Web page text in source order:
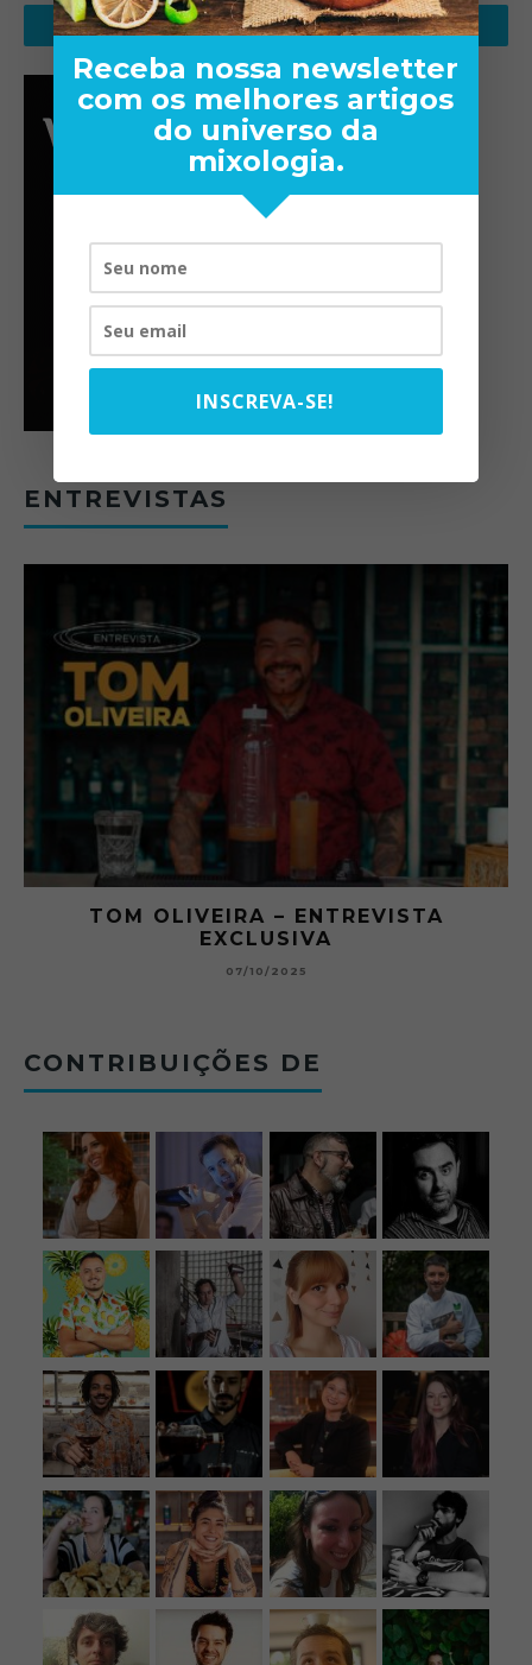
ENTREVISTAS
TOM OLIVEIRA – ENTREVISTA
EXCLUSIVA
07/10/2025
CONTRIBUIÇÕES DE
Receba nossa newsletter
com os melhores artigos
do universo da
mixologia.
INSCREVA-SE!